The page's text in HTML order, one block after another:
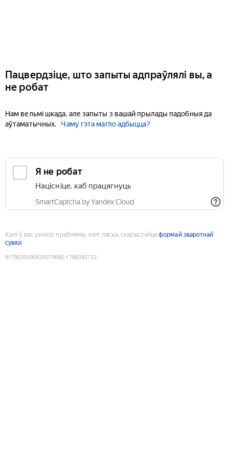
Пацвердзіце, што запыты адпраўлялі вы, а
не робат
Нам вельмі шкада, але запыты з вашай прылады падобныя да
аўтаматычных.
Чаму гэта магло адбыцца?
Я не робат
Націсніце, каб працягнуць
SmartCaptcha by Yandex Cloud
Калі ў вас узніклі праблемы, калі ласка, скарыстайцеформай зваротнай
сувязі
9179035690420079886:1786045732